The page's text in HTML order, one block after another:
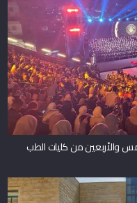
والأربعين من كليات الطب